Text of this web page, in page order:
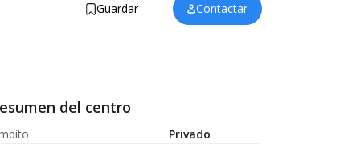
Guardar Contactar
del centro
Privado